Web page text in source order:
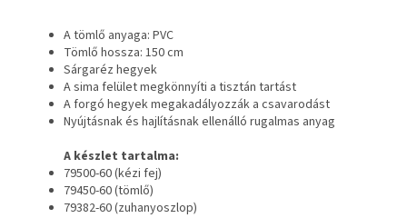
A tömlő anyaga: PVC
Tömlő hossza: 150 cm
Sárgaréz hegyek
A sima felület megkönnyíti a tisztán tartást
A forgó hegyek megakadályozzák a csavarodást
Nyújtásnak és hajlításnak ellenálló rugalmas anyag
A készlet tartalma:
79500-60 (kézi fej)
79450-60 (tömlő)
79382-60 (zuhanyoszlop)